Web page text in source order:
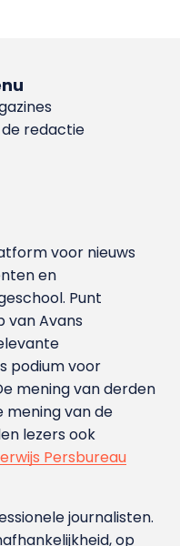
de redactie
voor nieuws
en
Punt
van Avans
podium voor
mening van derden
mening van de
lezers ook
Persbureau
journalisten.
op